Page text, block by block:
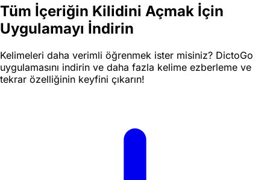
Tüm İçeriğin Kilidini Açmak İçin
Uygulamayı İndirin
Kelimeleri daha verimli öğrenmek ister misiniz? DictoGo
uygulamasını indirin ve daha fazla kelime ezberleme ve
tekrar özelliğinin keyfini çıkarın!